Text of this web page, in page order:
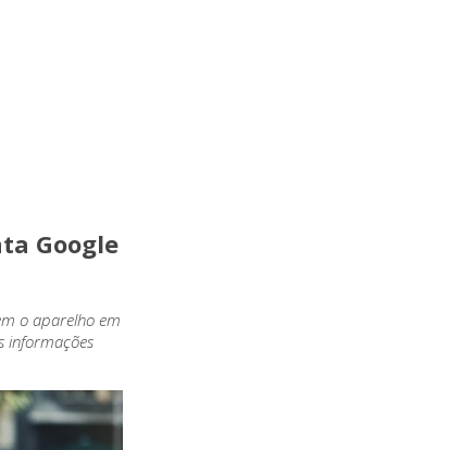
Google
o aparelho em
informações